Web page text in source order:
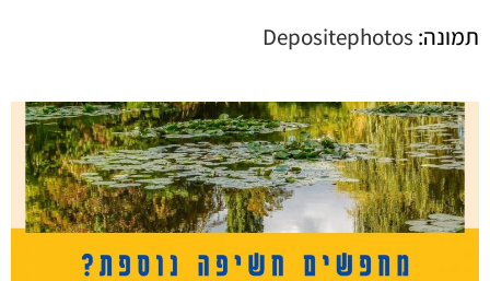
תמונה:Depositephotos